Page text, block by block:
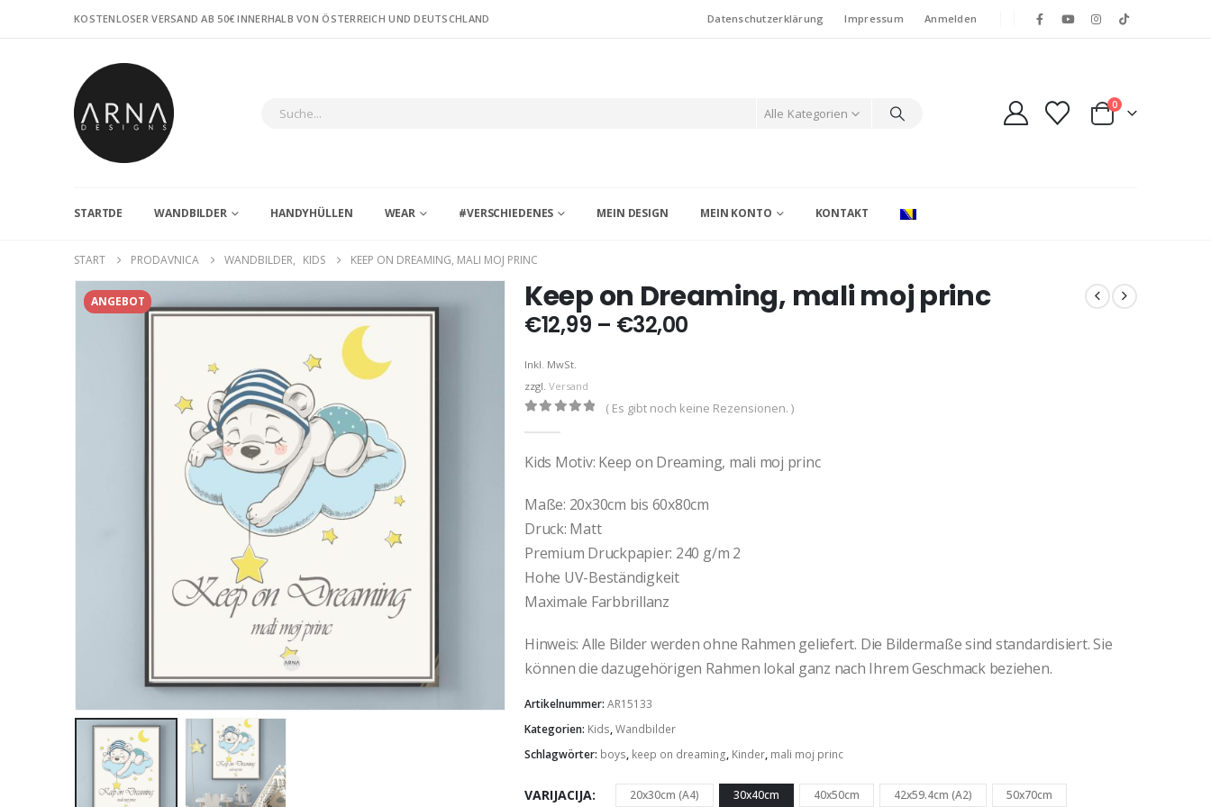
KOSTENLOSER VERSAND AB 50€ INNERHALB VON ÖSTERREICH UND DEUTSCHLAND Datenschutzerklärung Impressum Anmelden
Alle Kategorien
0
STARTDE WANDBILDER HANDYHÜLLEN WEAR #VERSCHIEDENES MEIN DESIGN MEIN KONTO KONTAKT
START PRODAVNICA WANDBILDER, KIDS KEEP ON DREAMING, MALI MOJ PRINC
ANGEBOT Keep on Dreaming, mali moj princ
€12,99 – €32,00Preisspanne:
Inkl. MwSt.
zzgl. Versand
( Es gibt noch keine Rezensionen. )
Kids Motiv: Keep on Dreaming, mali moj princ
Maße: 20x30cm bis 60x80cm
Druck: Matt
Premium Druckpapier: 240 g/m 2
Hohe UV-Beständigkeit
Maximale Farbbrillanz
Hinweis: Alle Bilder werden ohne Rahmen geliefert. Die Bildermaße sind standardisiert. Sie
können die dazugehörigen Rahmen lokal ganz nach Ihrem Geschmack beziehen.
Artikelnummer: AR15133
Kategorien: Kids,Wandbilder
Schlagwörter: boys, keep on dreaming, Kinder, mali moj princ
VARIJACIJA 20x30cm (A4) 30x40cm 40x50cm 42x59.4cm (A2)
50x70cm